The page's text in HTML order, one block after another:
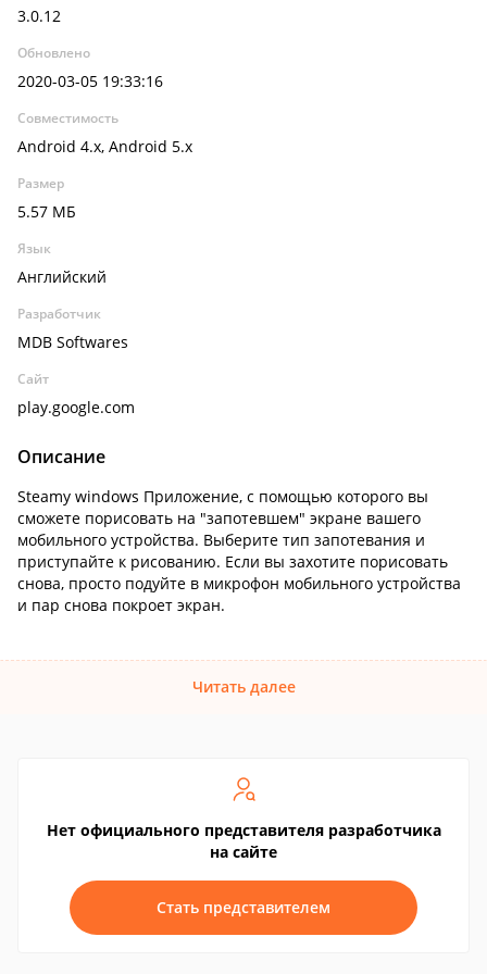
3.0.12
Обновлено
2020-03-05 19:33:16
Совместимость
Android 4.x, Android 5.x
Размер
5.57 МБ
Язык
Английский
Разработчик
MDB Softwares
Сайт
play.google.com
Описание
Steamy windows Приложение, с помощью которого вы
сможете порисовать на "запотевшем" экране вашего
мобильного устройства. Выберите тип запотевания и
приступайте к рисованию. Если вы захотите порисовать
снова, просто подуйте в микрофон мобильного устройства
и пар снова покроет экран.
Читать далее
Нет официального представителя разработчика
на сайте
Стать представителем